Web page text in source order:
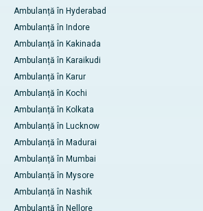
Ambulanță în Hyderabad
Ambulanță în Indore
Ambulanță în Kakinada
Ambulanță în Karaikudi
Ambulanță în Karur
Ambulanță în Kochi
Ambulanță în Kolkata
Ambulanță în Lucknow
Ambulanță în Madurai
Ambulanță în Mumbai
Ambulanță în Mysore
Ambulanță în Nashik
Ambulanță în Nellore